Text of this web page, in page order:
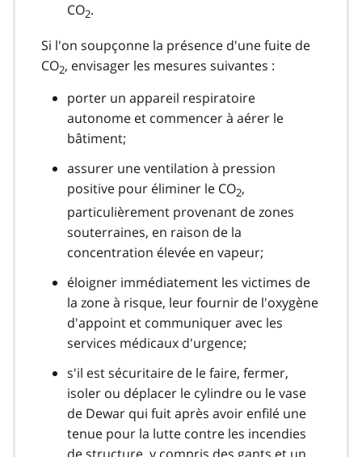
CO2.
Si l'on soupçonne la présence d'une fuite de
CO2, envisager les mesures suivantes :
porter un appareil respiratoire
autonome et commencer à aérer le
bâtiment;
assurer une ventilation à pression
positive pour éliminer le CO2,
particulièrement provenant de zones
souterraines, en raison de la
concentration élevée en vapeur;
éloigner immédiatement les victimes de
la zone à risque, leur fournir de l'oxygène
d'appoint et communiquer avec les
services médicaux d'urgence;
s'il est sécuritaire de le faire, fermer,
isoler ou déplacer le cylindre ou le vase
de Dewar qui fuit après avoir enfilé une
tenue pour la lutte contre les incendies
de structure, y compris des gants et un